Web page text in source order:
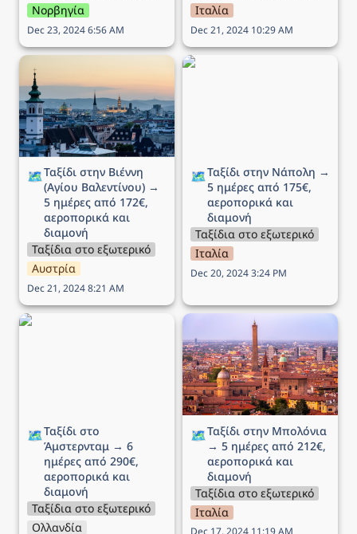
Νορβηγία
Dec 23, 2024 6:56 AM
Ιταλία
Dec 21, 2024 10:29 AM
Ταξίδι στην Βιέννη (Αγίου
Βαλεντίνου) → 5 ημέρες
από 172€, αεροπορικά
και διαμονή
🗺️Ταξίδι στην Βιέννη
(Αγίου Βαλεντίνου) →
5 ημέρες από 172€,
αεροπορικά και
διαμονή
Ταξίδια στο εξωτερικό
Αυστρία
Dec 21, 2024 8:21 AM
Ταξίδι στην Νάπολη → 5
🗺️Ταξίδι στην Νάπολη →
5 ημέρες από 175€,
αεροπορικά και
διαμονή
Ταξίδια στο εξωτερικό
Ιταλία
Dec 20, 2024 3:24 PM
Ταξίδι στο Άμστερνταμ →
🗺️Ταξίδι στο
Άμστερνταμ → 6
ημέρες από 290€,
αεροπορικά και
διαμονή
Ταξίδια στο εξωτερικό
Ολλανδία
Ταξίδι στην Μπολόνια →
5 ημέρες από 212€,
αεροπορικά και διαμονή
🗺️Ταξίδι στην Μπολόνια
→ 5 ημέρες από 212€,
αεροπορικά και
διαμονή
Ταξίδια στο εξωτερικό
Ιταλία